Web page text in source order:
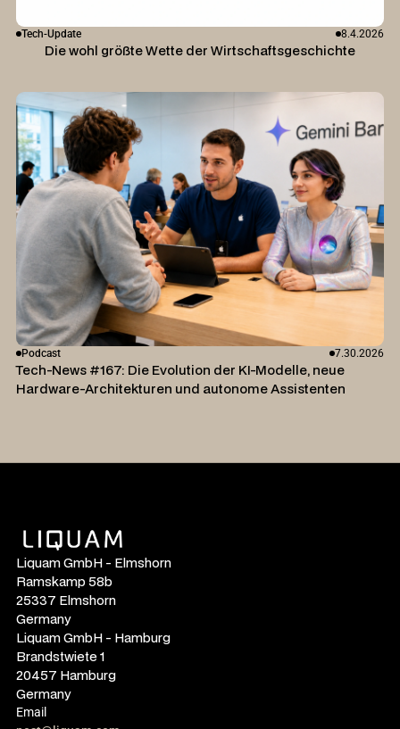
Tech-Update 8.4.2026
Die wohl größte Wette der Wirtschaftsgeschichte
Podcast 7.30.2026
Tech-News #167: Die Evolution der KI-Modelle, neue
Hardware-Architekturen und autonome Assistenten
Liquam GmbH - Elmshorn
Ramskamp 58b
25337 Elmshorn
Germany
Liquam GmbH - Hamburg
Brandstwiete 1
20457 Hamburg
Germany
Email